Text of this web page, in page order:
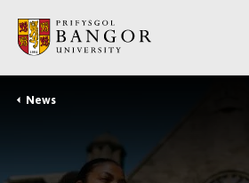
Prif
Gynnwys
Breadcrumb
News